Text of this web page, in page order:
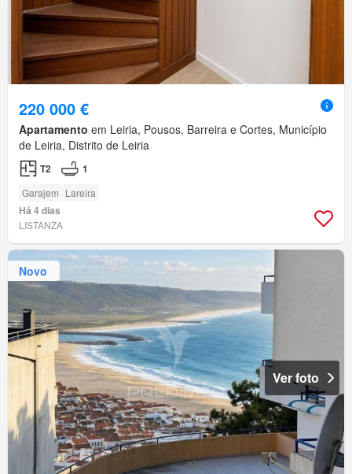
220 000 €
Apartamento em Leiria, Pousos, Barreira e Cortes, Município
de Leiria, Distrito de Leiria
T2 1
Garajem Lareira
Há 4 dias
LISTANZA
Novo
Ver foto